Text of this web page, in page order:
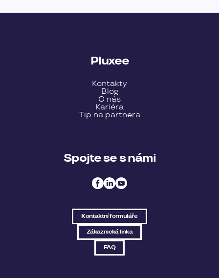
Pluxee
Kontakty
Blog
O nás
Kariéra
Tip na partnera
Spojte se s námi
Kontaktní formuláře
Zákaznická linka
FAQ